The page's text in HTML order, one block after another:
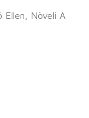
Ellen, Növeli A